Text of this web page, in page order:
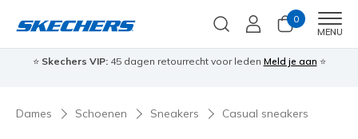
0
MENU
⭐ Skechers VIP:45 dagen retourrecht voor leden Meld je aan ⭐
Dames Schoenen Sneakers Casual sneakers